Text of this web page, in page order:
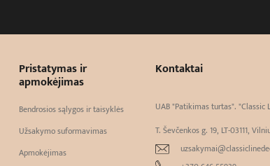
Pristatymas ir
apmokėjimas
Bendrosios sąlygos ir taisyklės
Užsakymo suformavimas
Apmokėjimas
Kontaktai
UAB "Patikimas turtas". "Classic
T. Ševčenkos g. 19, LT-03111,